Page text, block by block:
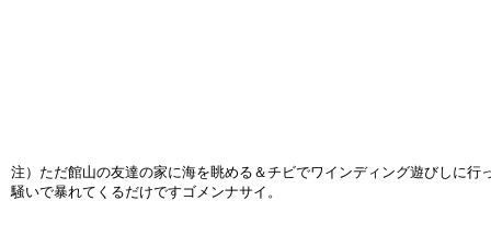
注）ただ館山の友達の家に海を眺める＆チビでワインディング遊びしに行
騒いで暴れてくるだけですゴメンナサイ。